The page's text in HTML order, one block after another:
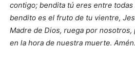
contigo; bendita tú eres entre
bendito es el fruto de tu vientre,
Madre de Dios, ruega por nosotros,
en la hora de nuestra muerte.